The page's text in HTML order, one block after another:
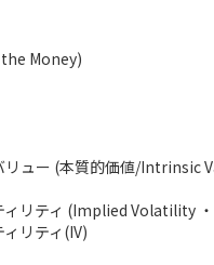
Money)
リュー (本質的価値/Intrinsic
ィリティ (Implied Volatility
リティ(IV)